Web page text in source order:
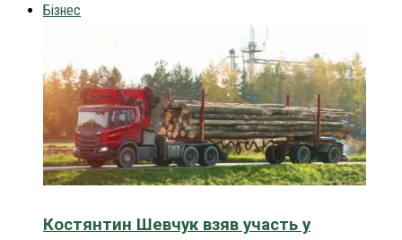
Бізнес
Костянтин Шевчук взяв участь у